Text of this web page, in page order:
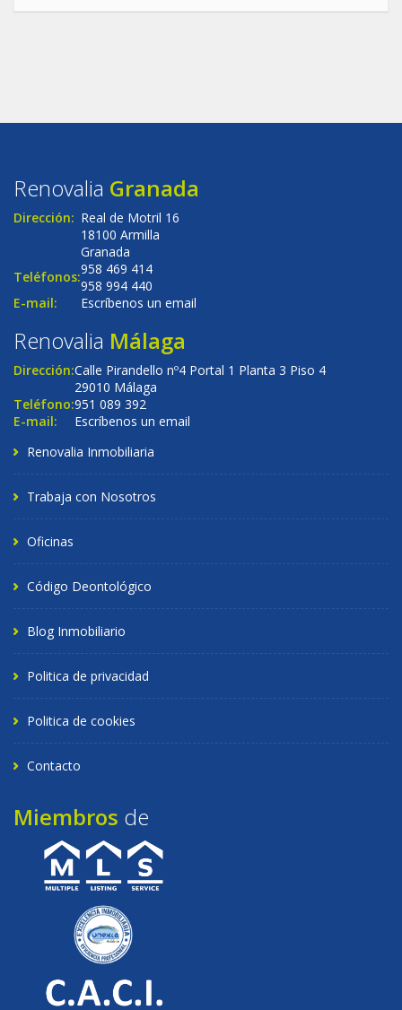
Renovalia Granada
Dirección: Real de Motril 16
18100 Armilla
Granada
Teléfonos:958 469 414
958 994 440
E-mail:
Escríbenos un email
Renovalia Málaga
Dirección:Calle Pirandello nº4 Portal 1 Planta 3 Piso 4
29010 Málaga
Teléfono:951 089 392
E-mail:
Escríbenos un email
Renovalia Inmobiliaria
Trabaja con Nosotros
Oficinas
Código Deontológico
Blog Inmobiliario
Politica de privacidad
Politica de cookies
Contacto
Miembros de